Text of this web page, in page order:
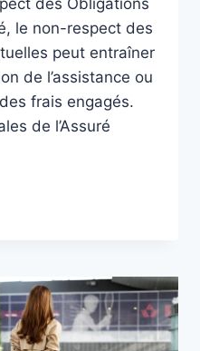
des Obligations
le non-respect des
peut entraîner
de l’assistance ou
frais engagés.
de l’Assuré